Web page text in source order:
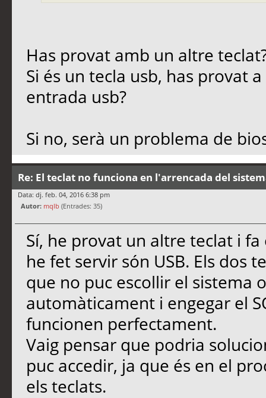
Has provat amb un altre
Si és un tecla usb, has provat
entrada usb?
Si no, serà un problema de
Re: El teclat no funciona en l'arrencada del
Data: dj. feb. 04, 2016 6:38 pm
Autor: mqlb (Entrades: 35)
Sí, he provat un altre teclat i
he fet servir són USB. Els dos
que no puc escollir el sistema
automàticament i engegar el
funcionen perfectament.
Vaig pensar que podria
puc accedir, ja que és en el
els teclats.